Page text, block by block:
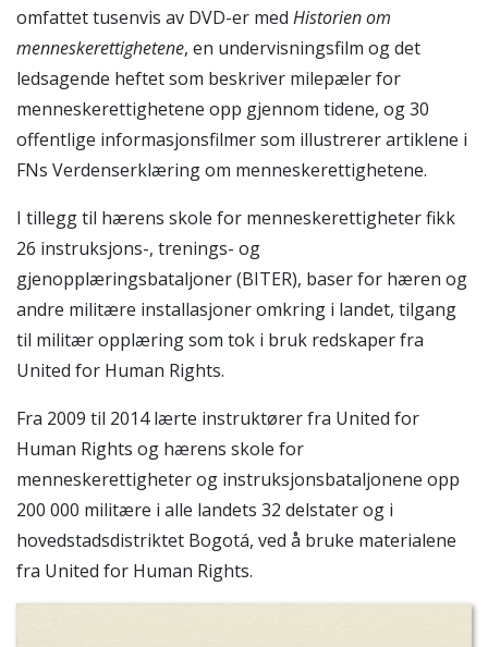
omfattet tusenvis av DVD-er med Historien om
menneskerettighetene, en undervisningsfilm og det
ledsagende heftet som beskriver milepæler for
menneskerettighetene opp gjennom tidene, og 30
offentlige informasjonsfilmer som illustrerer artiklene i
FNs Verdenserklæring om menneskerettighetene.
I tillegg til hærens skole for menneskerettigheter fikk
26 instruksjons-, trenings- og
gjenopplæringsbataljoner (BITER), baser for hæren og
andre militære installasjoner omkring i landet, tilgang
til militær opplæring som tok i bruk redskaper fra
United for Human Rights.
Fra 2009 til 2014 lærte instruktører fra United for
Human Rights og hærens skole for
menneskerettigheter og instruksjonsbataljonene opp
200 000 militære i alle landets 32 delstater og i
hovedstadsdistriktet Bogotá, ved å bruke materialene
fra United for Human Rights.